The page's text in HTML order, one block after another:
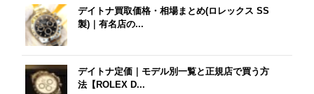
デイトナ買取価格・相場まとめ(ロレックス SS
製)｜有名店の...
デイトナ定価｜モデル別一覧と正規店で買う方
法【ROLEX D...